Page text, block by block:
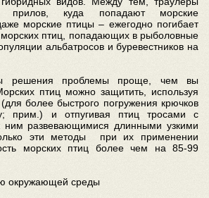
прилов, куда попадают морские
морские птицы – ежегодно погибает
птиц, попадающих в рыболовные
альбатросов и буревестников на
решения проблемы проще, чем вы
птиц можно защитить, используя
более быстрого погружения крючков
прим.) и отпугивая птиц тросами с
ним развевающимися длинными узкими
эти методы при их применении
морских птиц более чем на 85-99
окружающей среды